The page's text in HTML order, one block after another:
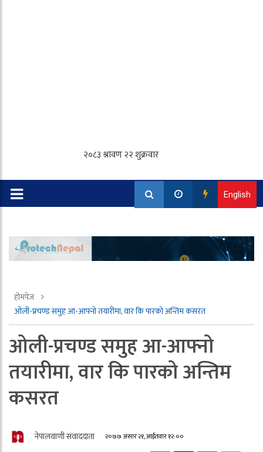
English
होमपेज
ओली-प्रचण्ड समुह आ-आफ्नो तयारीमा, वार कि पारको अन्तिम कसरत
ओली-प्रचण्ड समुह आ-आफ्नो
तयारीमा, वार कि पारको अन्तिम
कसरत
नेपालवाणी संवाददाता २०७७ असार २१, आईतवार १२:००